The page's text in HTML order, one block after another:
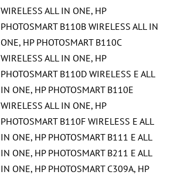
WIRELESS ALL IN ONE, HP
PHOTOSMART B110B WIRELESS ALL IN
ONE, HP PHOTOSMART B110C
WIRELESS ALL IN ONE, HP
PHOTOSMART B110D WIRELESS E ALL
IN ONE, HP PHOTOSMART B110E
WIRELESS ALL IN ONE, HP
PHOTOSMART B110F WIRELESS E ALL
IN ONE, HP PHOTOSMART B111 E ALL
IN ONE, HP PHOTOSMART B211 E ALL
IN ONE, HP PHOTOSMART C309A, HP